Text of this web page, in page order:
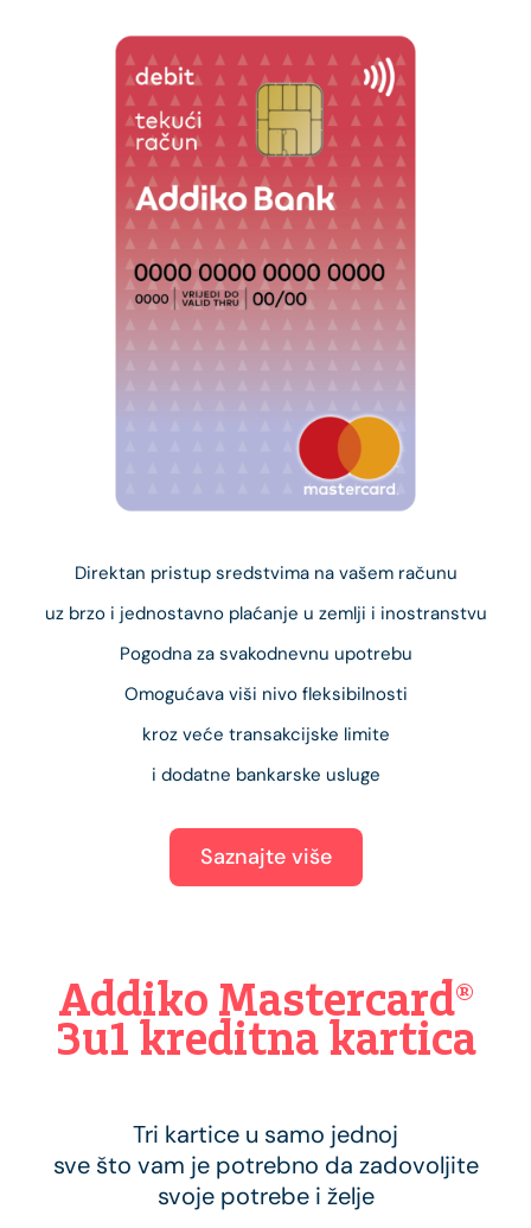
Direktan pristup sredstvima na vašem računu
uz brzo i jednostavno plaćanje u zemlji i inostranstvu
Pogodna za svakodnevnu upotrebu
Omogućava viši nivo fleksibilnosti
kroz veće transakcijske limite
i dodatne bankarske usluge
Saznajte više
Addiko Mastercard®
3u1 kreditna kartica
Tri kartice u samo jednoj
sve što vam je potrebno da zadovoljite
svoje potrebe i želje